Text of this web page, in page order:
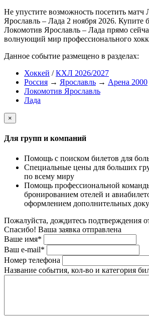
Не упустите возможность посетить матч
Ярославль – Лада 2 ноября 2026. Купите
Локомотив Ярославль – Лада прямо
волнующий мир профессионального
Данное событие размещено в разделах:
Хоккей /КХЛ 2026/2027
Россия → Ярославль → Арена 2000
Локомотив Ярославль
Лада
×
Для групп и компаний
Помощь с поиском билетов для
Специальные цены для больших
по всему миру
Помощь профессиональной
бронированием отелей и
оформлением дополнительных
Пожалуйста, дождитесь подтверждения
Спасибо! Ваша заявка отправлена
Ваше имя*
Ваш e-mail*
Номер телефона
Название события, кол-во и категория